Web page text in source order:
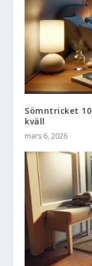
Sömntricket
kväll
mars 6, 2026